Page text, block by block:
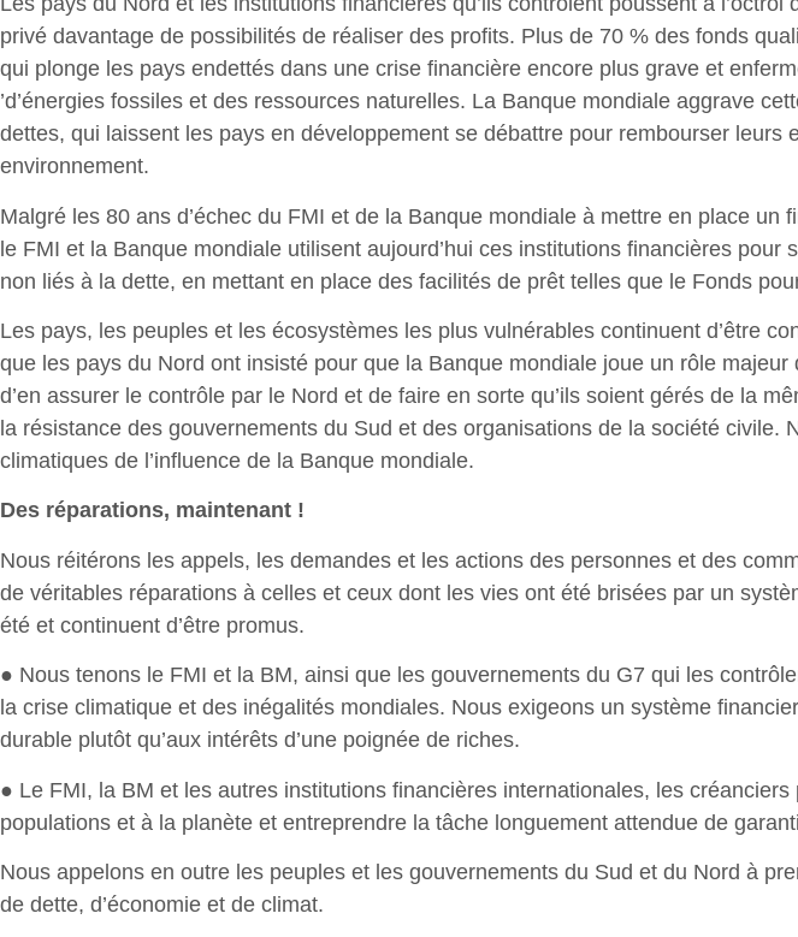
privé davantage de possibilités de réaliser des profits. Plus de 70 % des fonds
qui plonge les pays endettés dans une crise financière encore plus grave et
’d’énergies fossiles et des ressources naturelles. La Banque mondiale aggrave
dettes, qui laissent les pays en développement se débattre pour rembourser
environnement.
Malgré les 80 ans d’échec du FMI et de la Banque mondiale à mettre en place
le FMI et la Banque mondiale utilisent aujourd’hui ces institutions financières
non liés à la dette, en mettant en place des facilités de prêt telles que le Fonds
Les pays, les peuples et les écosystèmes les plus vulnérables continuent d’être
que les pays du Nord ont insisté pour que la Banque mondiale joue un rôle
d’en assurer le contrôle par le Nord et de faire en sorte qu’ils soient gérés de la
la résistance des gouvernements du Sud et des organisations de la société
climatiques de l’influence de la Banque mondiale.
Des réparations, maintenant !
Nous réitérons les appels, les demandes et les actions des personnes et des
de véritables réparations à celles et ceux dont les vies ont été brisées par un
été et continuent d’être promus.
● Nous tenons le FMI et la BM, ainsi que les gouvernements du G7 qui les
la crise climatique et des inégalités mondiales. Nous exigeons un système
durable plutôt qu’aux intérêts d’une poignée de riches.
● Le FMI, la BM et les autres institutions financières internationales, les
populations et à la planète et entreprendre la tâche longuement attendue de
Nous appelons en outre les peuples et les gouvernements du Sud et du Nord à
de dette, d’économie et de climat.